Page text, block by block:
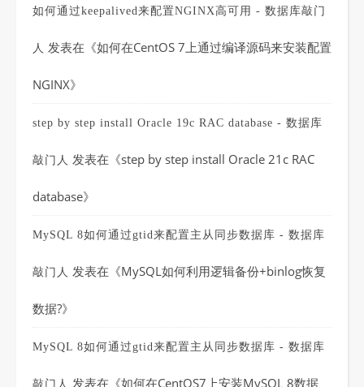
如何通过keepalived来配置NGINX高可用 - 数据库敲门
人 发表在《如何在CentOS 7上通过编译源码来安装配置
NGINX》
step by step install Oracle 19c RAC database - 数据库
敲门人 发表在《step by step install Oracle 21c RAC
database》
MySQL 8如何通过gtid来配置主从同步数据库 - 数据库
敲门人 发表在《MySQL如何利用逻辑备份+binlog恢复
数据?》
MySQL 8如何通过gtid来配置主从同步数据库 - 数据库
敲门人 发表在《如何在CentOS7上安装MySQL 8数据